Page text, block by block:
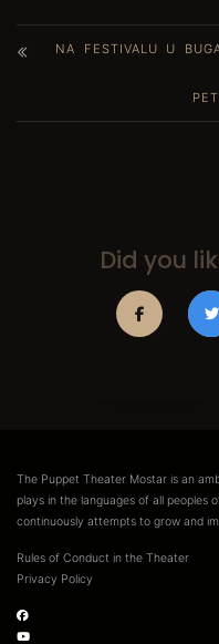
NA FESTIVALU U
Did you
The Puppet Theater Mostar is an
plays in the languages of all peoples
continuously attempts to grow and
Rules of Conduct in the Theater
Privacy Policy